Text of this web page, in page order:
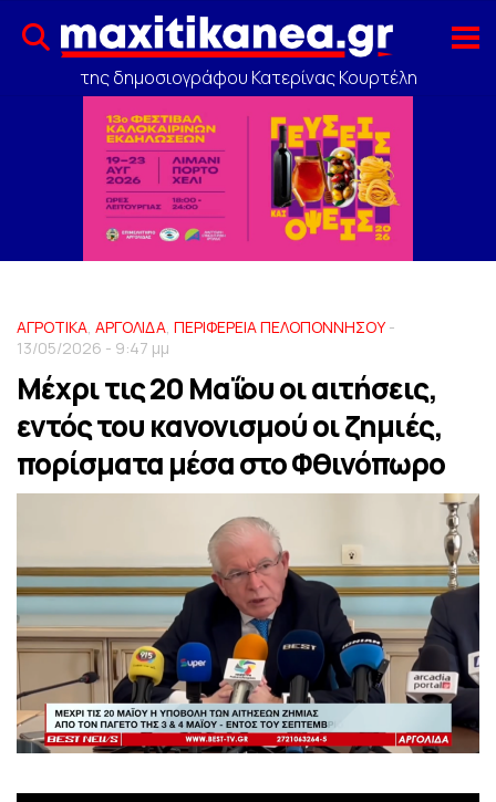
της δημοσιογράφου Κατερίνας Κουρτέλη
ΑΓΡΟΤΙΚΑ, ΑΡΓΟΛΙΔΑ, ΠΕΡΙΦΕΡΕΙΑ ΠΕΛΟΠΟΝΝΗΣΟΥ -
13/05/2026 - 9:47 μμ
Μέχρι τις 20 Μαΐου οι αιτήσεις,
εντός του κανονισμού οι ζημιές,
πορίσματα μέσα στο Φθινόπωρο